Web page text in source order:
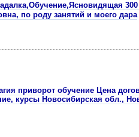
300
по роду занятий и моего дара
приворот обучение Цена
курсы Новосибирская обл.,